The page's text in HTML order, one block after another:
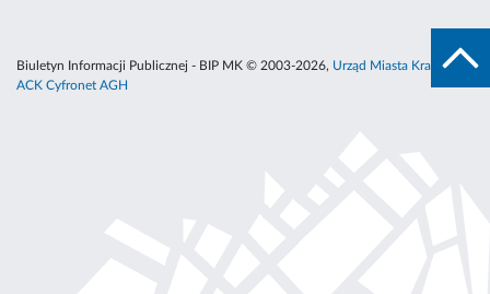
Biuletyn Informacji Publicznej - BIP MK © 2003-2026, Urząd Miasta Krakowa
ACK Cyfronet AGH